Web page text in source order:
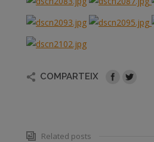
COMPARTEIX
Related posts